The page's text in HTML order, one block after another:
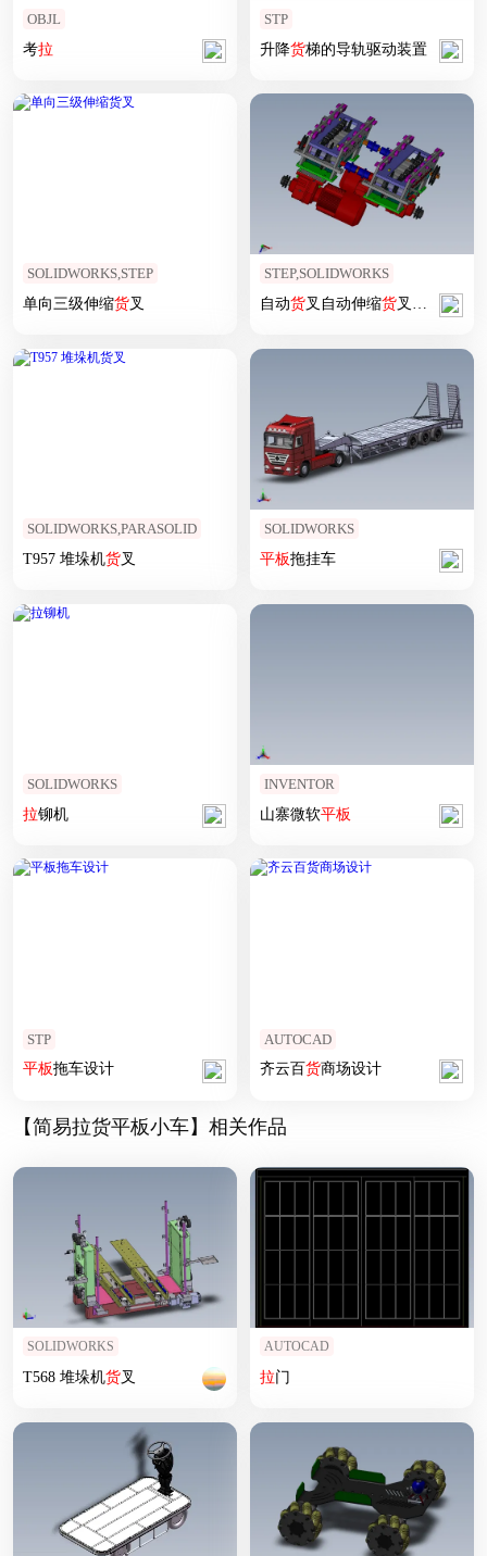
OBJL
考拉
STP
升降货梯的导轨驱动装置
SOLIDWORKS,STEP
单向三级伸缩货叉
STEP,SOLIDWORKS
自动货叉自动伸缩货叉堆垛机 货
SOLIDWORKS,PARASOLID
T957 堆垛机货叉
SOLIDWORKS
平板拖挂车
SOLIDWORKS
拉铆机
INVENTOR
山寨微软平板
STP
平板拖车设计
AUTOCAD
齐云百货商场设计
【简易拉货平板小车】相关作品
SOLIDWORKS
T568 堆垛机货叉
AUTOCAD
拉门